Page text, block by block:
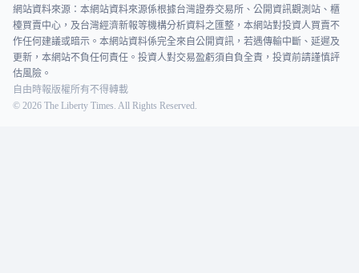
網站資料來源：本網站資料來源係根據台灣證券交易所、公開資訊觀測站、櫃
檯買賣中心，及台灣經濟新報等機構分析資料之匯整，本網站對投資人買賣不
作任何建議或暗示。本網站資料係完全來自公開資訊，若遇傳輸中斷、延遲及
更新，本網站不負任何責任。投資人對交易盈虧須自負全責，投資前請謹慎評
估風險。
自由時報版權所有不得轉載
© 2026 The Liberty Times. All Rights Reserved.